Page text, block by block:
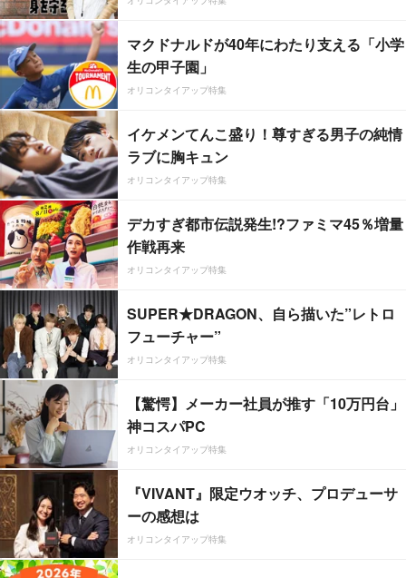
マクドナルドが40年にわたり支える「小学
生の甲子園」
オリコンタイアップ特集
イケメンてんこ盛り！尊すぎる男子の純情
ラブに胸キュン
オリコンタイアップ特集
デカすぎ都市伝説発生!?ファミマ45％増量
作戦再来
オリコンタイアップ特集
SUPER★DRAGON、自ら描いた”レトロ
フューチャー”
オリコンタイアップ特集
【驚愕】メーカー社員が推す「10万円台」
神コスパPC
オリコンタイアップ特集
『VIVANT』限定ウオッチ、プロデューサ
ーの感想は
オリコンタイアップ特集